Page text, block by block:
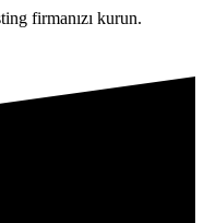
firmanızı kurun.